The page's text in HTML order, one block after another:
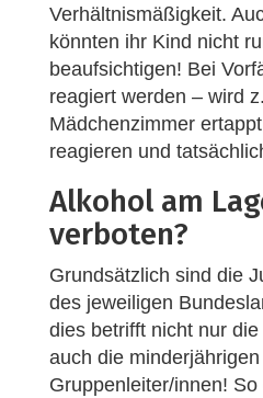
Verhältnismäßigkeit.
könnten ihr Kind nicht
beaufsichtigen! Bei
reagiert werden – wird
Mädchenzimmer
reagieren und
Alkohol am
verboten?
Grundsätzlich sind die
des jeweiligen
dies betrifft nicht nur
auch die minderjährigen
Gruppenleiter/innen!